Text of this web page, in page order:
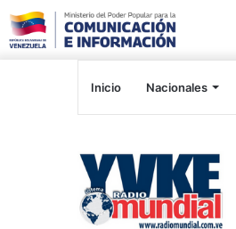
Inicio Nacionales